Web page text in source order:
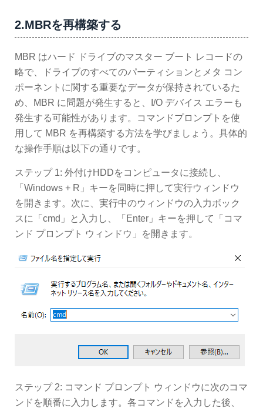
2.MBRを再構築する
MBR はハード ドライブのマスター ブート レコードの
略で、ドライブのすべてのパーティションとメタ コン
ポーネントに関する重要なデータが保持されているた
め、MBR に問題が発生すると、I/O デバイス エラーも
発生する可能性があります。コマンドプロンプトを使
用して MBR を再構築する方法を学びましょう。具体的
な操作手順は以下の通りです。
ステップ 1: 外付けHDDをコンピュータに接続し、
「Windows + R」キーを同時に押して実行ウィンドウ
を開きます。次に、実行中のウィンドウの入力ボック
スに「cmd」と入力し、「Enter」キーを押して「コマ
ンド プロンプト ウィンドウ」を開きます。
ステップ 2: コマンド プロンプト ウィンドウに次のコマ
ンドを順番に入力します。各コマンドを入力した後、